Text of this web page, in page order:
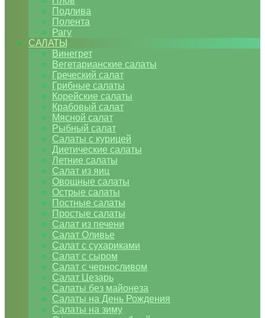
Подлива
Полента
Рагу
САЛАТЫ
Винегрет
Вегетарианские салаты
Греческий салат
Грибные салаты
Корейские салаты
Крабовый салат
Мясной салат
Рыбный салат
Салаты с курицей
Диетические салаты
Летние салаты
Салат из яиц
Овощные салаты
Острые салаты
Постные салаты
Простые салаты
Салат из печени
Салат Оливье
Салат с сухариками
Салат с сыром
Салат с черносливом
Салат Цезарь
Салаты без майонеза
Салаты на День Рождения
Салаты на зиму